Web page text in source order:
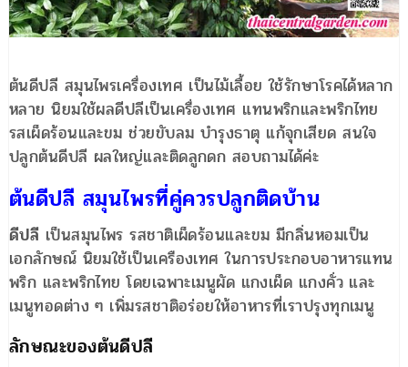
ต้นดีปลี สมุนไพรเครื่องเทศ เป็นไม้เลื้อย ใช้รักษาโรคได้หลาก
หลาย นิยมใช้ผลดีปลีเป็นเครื่องเทศ แทนพริกและพริกไทย
รสเผ็ดร้อนและขม ช่วยขับลม บำรุงธาตุ แก้จุกเสียด สนใจ
ปลูกต้นดีปลี ผลใหญ่และติดลูกดก สอบถามได้ค่ะ
ต้นดีปลี สมุนไพรที่คู่ควรปลูกติดบ้าน
ดีปลี เป็นสมุนไพร รสชาติเผ็ดร้อนและขม มีกลิ่นหอมเป็น
เอกลักษณ์ นิยมใช้เป็นเครืองเทศ ในการประกอบอาหารแทน
พริก และพริกไทย โดยเฉพาะเมนูผัด แกงเผ็ด แกงคั่ว และ
เมนูทอดต่าง ๆ เพิ่มรสชาติอร่อยให้อาหารที่เราปรุงทุกเมนู
ลักษณะของต้นดีปลี